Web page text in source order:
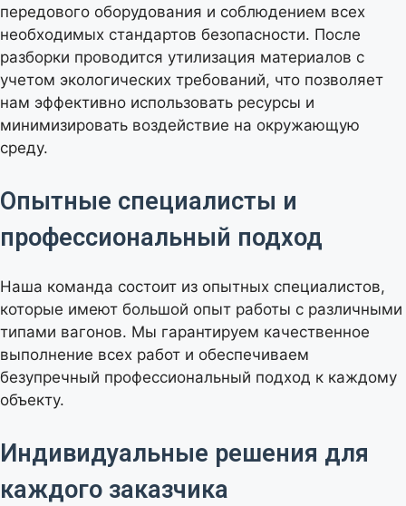
передового оборудования и соблюдением всех
необходимых стандартов безопасности. После
разборки проводится утилизация материалов с
учетом экологических требований, что позволяет
нам эффективно использовать ресурсы и
минимизировать воздействие на окружающую
среду.
Опытные специалисты и
профессиональный подход
Наша команда состоит из опытных специалистов,
которые имеют большой опыт работы с различными
типами вагонов. Мы гарантируем качественное
выполнение всех работ и обеспечиваем
безупречный профессиональный подход к каждому
объекту.
Индивидуальные решения для
каждого заказчика